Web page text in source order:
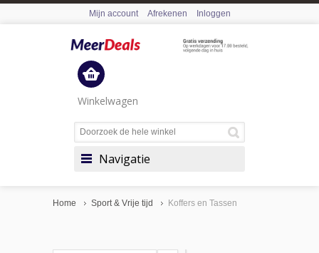
Mijn account Afrekenen Inloggen
Winkelwagen
Navigatie
Home Sport & Vrije tijd Koffers en Tassen